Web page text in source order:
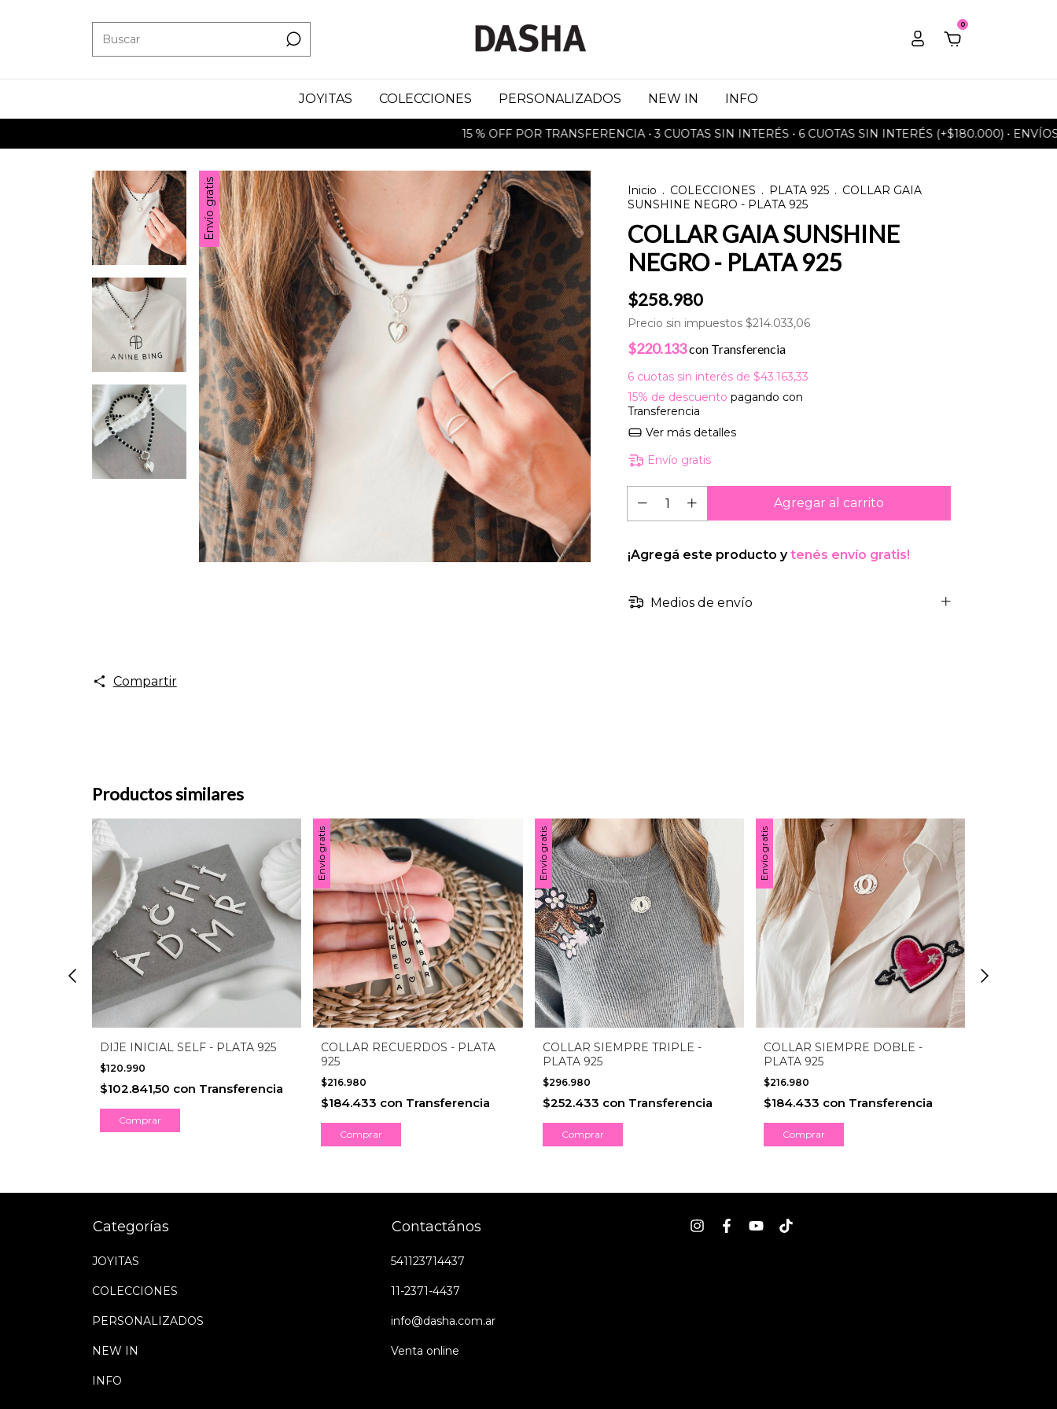
0
JOYITAS COLECCIONES PERSONALIZADOS NEW IN INFO
15 % OFF POR TRANSFERENCIA • 3 CUOTAS SIN INTERÉS • 6 CUOTAS SIN INTERÉS (+$180.000) • ENVÍOS
Envío gratis Inicio . COLECCIONES . PLATA 925 . COLLAR GAIA
SUNSHINE NEGRO - PLATA 925
COLLAR GAIA SUNSHINE
NEGRO - PLATA 925
$258.980
Precio sin impuestos $214.033,06
$220.133con Transferencia
6 cuotas sin interés de $43.163,33
15% de descuento pagando con
Transferencia
Ver más detalles
Envío gratis
¡Agregá este producto ytenés envío gratis!
Medios de envío
Compartir
Productos similares
DIJE INICIAL SELF - PLATA 925
$120.990
$102.841,50 con Transferencia
Comprar
Envío gratis
COLLAR RECUERDOS - PLATA
925
$216.980
$184.433 con Transferencia
Comprar
Envío gratis
COLLAR SIEMPRE TRIPLE -
PLATA 925
$296.980
$252.433 con Transferencia
Comprar
Envío gratis
COLLAR SIEMPRE DOBLE -
PLATA 925
$216.980
$184.433 con Transferencia
Comprar
Categorías
JOYITAS
COLECCIONES
PERSONALIZADOS
NEW IN
INFO
Contactános
541123714437
11-2371-4437
info@dasha.com.ar
Venta online